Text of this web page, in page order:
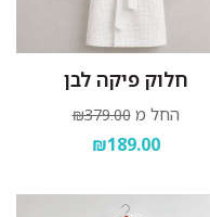
חלוק פיקה לבן
החל מ ₪379.00
₪189.00